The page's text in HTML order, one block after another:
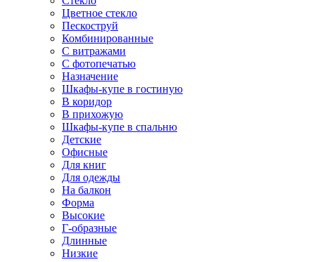
Цветное стекло
Пескоструй
Комбинированные
С витражами
С фотопечатью
Назначение
Шкафы-купе в гостиную
В коридор
В прихожую
Шкафы-купе в спальню
Детские
Офисные
Для книг
Для одежды
На балкон
Форма
Высокие
Г-образные
Длинные
Низкие